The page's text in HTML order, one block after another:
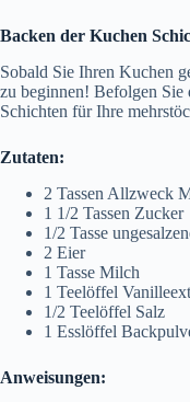
Backen der Kuchen
Sobald Sie Ihren Kuchen
zu beginnen! Befolgen Sie
Schichten für Ihre
Zutaten:
2 Tassen Allzweck
1 1/2 Tassen Zucker
1/2 Tasse
2 Eier
1 Tasse Milch
1 Teelöffel
1/2 Teelöffel Salz
1 Esslöffel
Anweisungen: